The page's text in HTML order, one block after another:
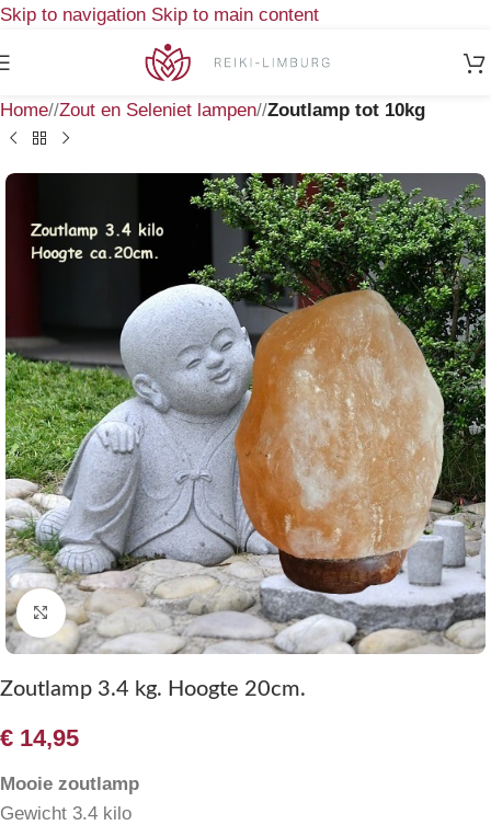
Skip to navigation Skip to main content
Home/ Zout en Seleniet lampen/ Zoutlamp tot 10kg
Klik om te vergroten
Zoutlamp 3.4 kg. Hoogte 20cm.
€ 14,95
Mooie zoutlamp
Gewicht 3.4 kilo